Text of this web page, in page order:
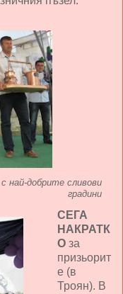
най-добрите сливови
градини
СЕГА
НАКРАТК
Оза
призьорит
е (в
Троян). В